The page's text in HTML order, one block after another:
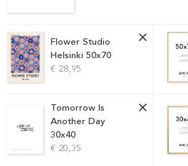
Flower Studio
Helsinki 50x70
€ 28,95
Tomorrow Is
Another Day
30x40
€ 20,35